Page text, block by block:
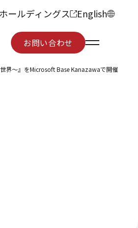
お問い合わせ
わせ
ールディングス English
界～』をMicrosoft Base Kanazawaで開催